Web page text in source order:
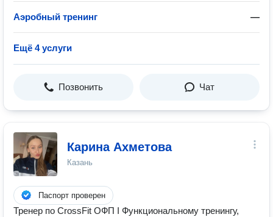
Аэробный тренинг —
Ещё 4 услуги
Позвонить Чат
Карина Ахметова
Казань
Паспорт проверен
Тренер по CrossFit ОФП І Функциональному тренингу,